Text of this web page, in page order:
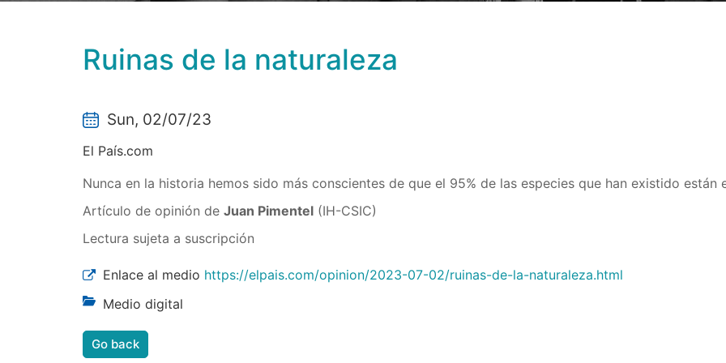
Ruinas de la naturaleza
Sun, 02/07/23
El País.com
Nunca en la historia hemos sido más conscientes de que el 95% de las especies que han existido están
Artículo de opinión de Juan Pimentel (IH-CSIC)
Lectura sujeta a suscripción
Enlace al medio https://elpais.com/opinion/2023-07-02/ruinas-de-la-naturaleza.html
Medio digital
Go back